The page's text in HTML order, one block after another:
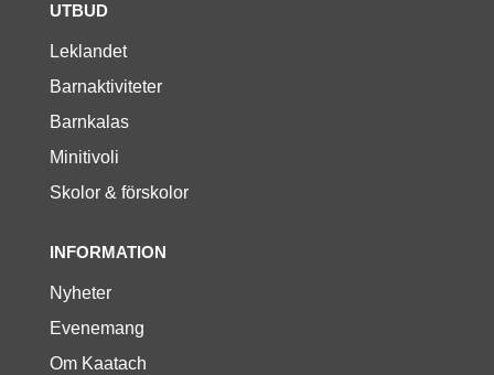
UTBUD
Leklandet
Barnaktiviteter
Barnkalas
Minitivoli
Skolor & förskolor
INFORMATION
Nyheter
Evenemang
Om Kaatach